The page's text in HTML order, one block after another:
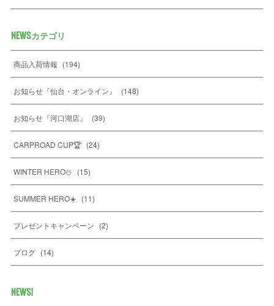
NEWSカテゴリ
商品入荷情報 (194)
お知らせ『仙台・オンライン』 (148)
お知らせ『河口湖店』 (39)
CARPROAD CUP🏆 (24)
WINTER HERO☃️ (15)
SUMMER HERO☀️ (11)
プレゼントキャンペーン (2)
ブログ (14)
NEWS!